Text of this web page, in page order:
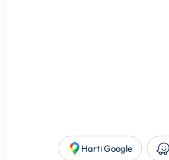
Harti Google